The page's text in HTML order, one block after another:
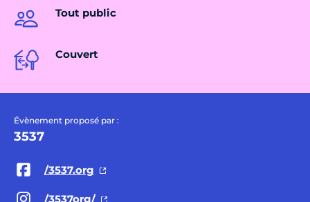
Tout public
Couvert
Évènement proposé par :
3537
/3537.org
/3537org/